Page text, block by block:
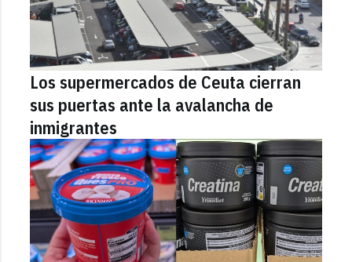
Los supermercados de Ceuta cierran
sus puertas ante la avalancha de
inmigrantes